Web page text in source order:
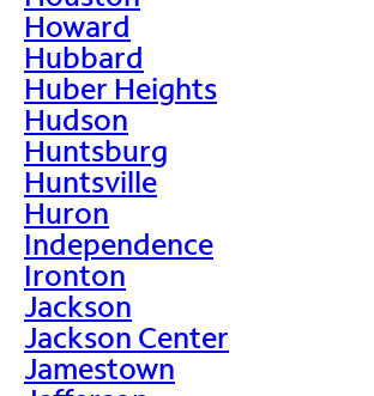
Howard
Hubbard
Huber Heights
Hudson
Huntsburg
Huntsville
Huron
Independence
Ironton
Jackson
Jackson Center
Jamestown